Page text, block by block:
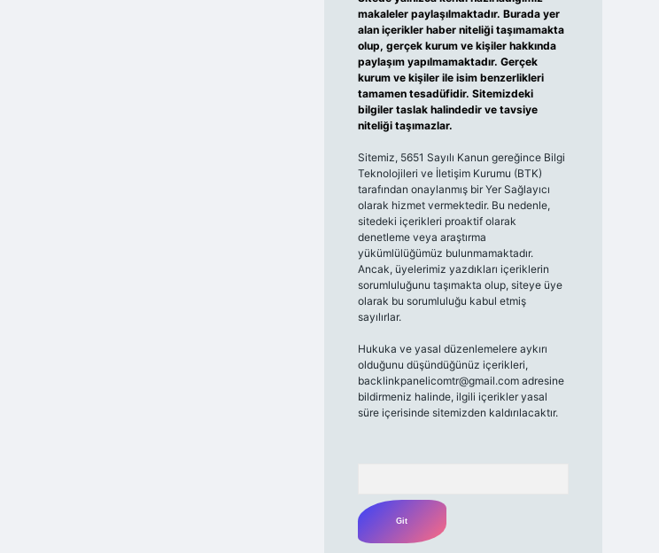
makaleler paylaşılmaktadır. Burada yer
alan içerikler haber niteliği taşımamakta
olup, gerçek kurum ve kişiler hakkında
paylaşım yapılmamaktadır. Gerçek
kurum ve kişiler ile isim benzerlikleri
tamamen tesadüfidir. Sitemizdeki
bilgiler taslak halindedir ve tavsiye
niteliği taşımazlar.
Sitemiz, 5651 Sayılı Kanun gereğince Bilgi
Teknolojileri ve İletişim Kurumu (BTK)
tarafından onaylanmış bir Yer Sağlayıcı
olarak hizmet vermektedir. Bu nedenle,
sitedeki içerikleri proaktif olarak
denetleme veya araştırma
yükümlülüğümüz bulunmamaktadır.
Ancak, üyelerimiz yazdıkları içeriklerin
sorumluluğunu taşımakta olup, siteye üye
olarak bu sorumluluğu kabul etmiş
sayılırlar.
Hukuka ve yasal düzenlemelere aykırı
olduğunu düşündüğünüz içerikleri,
backlinkpanelicomtr@gmail.comadresine
bildirmeniz halinde, ilgili içerikler yasal
süre içerisinde sitemizden kaldırılacaktır.